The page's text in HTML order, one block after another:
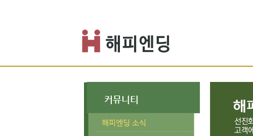
커뮤니티
해피엔딩 소식